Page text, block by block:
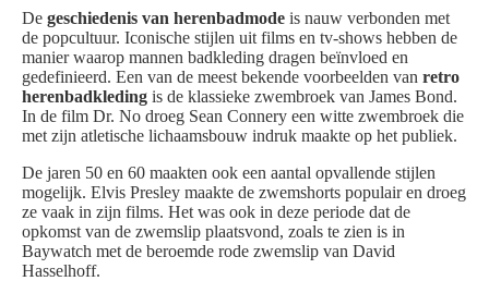
De geschiedenis van herenbadmode is nauw verbonden met
de popcultuur. Iconische stijlen uit films en tv-shows hebben de
manier waarop mannen badkleding dragen beïnvloed en
gedefinieerd. Een van de meest bekende voorbeelden van retro
herenbadkleding is de klassieke zwembroek van James Bond.
In de film Dr. No droeg Sean Connery een witte zwembroek die
met zijn atletische lichaamsbouw indruk maakte op het publiek.
De jaren 50 en 60 maakten ook een aantal opvallende stijlen
mogelijk. Elvis Presley maakte de zwemshorts populair en droeg
ze vaak in zijn films. Het was ook in deze periode dat de
opkomst van de zwemslip plaatsvond, zoals te zien is in
Baywatch met de beroemde rode zwemslip van David
Hasselhoff.